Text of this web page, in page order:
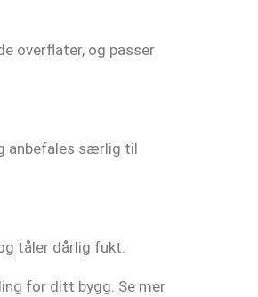
overflater, og passer
anbefales særlig til
tåler dårlig fukt.
for ditt bygg. Se mer